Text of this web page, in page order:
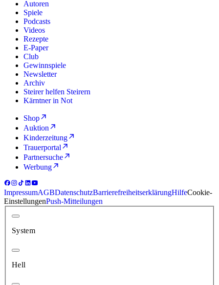
Autoren
Spiele
Podcasts
Videos
Rezepte
E-Paper
Club
Gewinnspiele
Newsletter
Archiv
Steirer helfen Steirern
Kärntner in Not
Shop
Auktion
Kinderzeitung
Trauerportal
Partnersuche
Werbung
ImpressumAGBDatenschutzBarrierefreiheitserklärungHilfeCookie-
EinstellungenPush-Mitteilungen
System
Hell